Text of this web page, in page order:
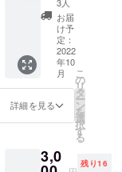
とで、無駄
な農薬の使
用数を抑え
ていくやり
方です。
肥料に頼り
切らない農
ることで、
援した
い人向
けのリ
ターン
です。
川原農
産代表
の川原
應貴か
ら熱い
メール
をお送
お届
け予
定：
2022
年10
月
詳細を見る
こ
の
リ
タ
ー
ン
を
選
択
す
る
3,0 残り16